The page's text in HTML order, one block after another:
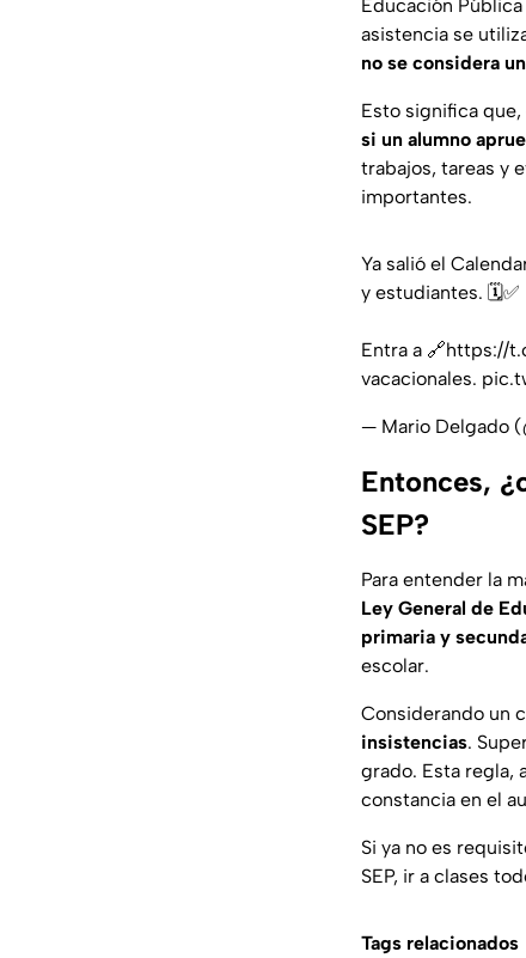
Educación Pública
asistencia se
no se considera
Esto significa
si un alumno
trabajos, tareas y
importantes.
Ya salió el
y estudiantes. 🗓️✅
Entra a 🔗https://
vacacionales.
— Mario Delgado
Entonces,
SEP?
Para entender la
Ley General de
primaria y
escolar.
Considerando un
insistencias.
grado. Esta regla,
constancia en el
Si ya no es
SEP, ir a clases
Tags relacionados